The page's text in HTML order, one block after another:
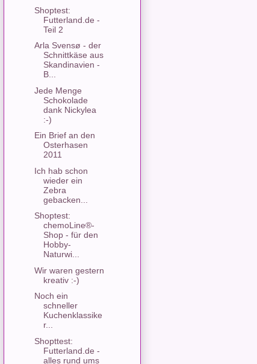
Shoptest:
Futterland.de -
Teil 2
Arla Svensø - der
Schnittkäse aus
Skandinavien -
B...
Jede Menge
Schokolade
dank Nickylea
:-)
Ein Brief an den
Osterhasen
2011
Ich hab schon
wieder ein
Zebra
gebacken...
Shoptest:
chemoLine®-
Shop - für den
Hobby-
Naturwi...
Wir waren gestern
kreativ :-)
Noch ein
schneller
Kuchenklassike
r...
Shopttest:
Futterland.de -
alles rund ums